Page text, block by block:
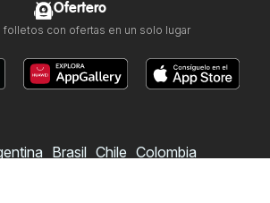
Ofertero
folletos con ofertas en un solo lugar
Brasil Chile Colombia